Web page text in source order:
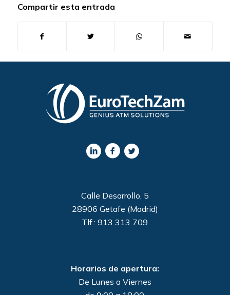
Compartir esta entrada
Calle Desarrollo, 5
28906 Getafe (Madrid)
Tlf.: 913 313 709
Horarios de apertura:
De Lunes a Viernes